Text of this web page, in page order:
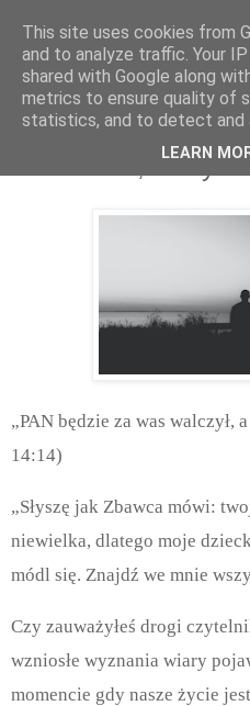
czwartek, maja 07, 2020
O zaufaniu, nie
„PAN będzie za was walczył,
14:14)
„Słyszę jak Zbawca mówi:
niewielka, dlatego moje
módl się. Znajdź we mnie
Czy zauważyłeś drogi
wzniosłe wyznania wiary
momencie gdy nasze życie
This site uses cookies from
and to analyze traffic. Your
shared with Google along
metrics to ensure quality of
statistics, and to detect and
LEARN